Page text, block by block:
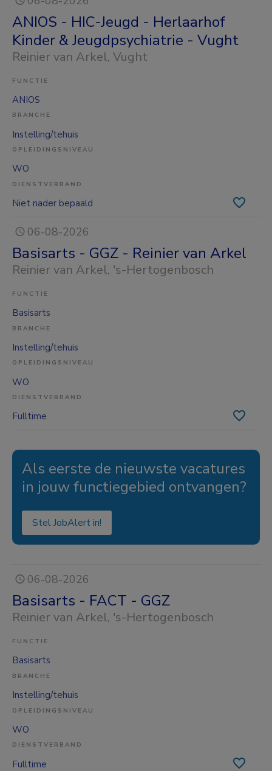
ANIOS - HIC-Jeugd - Herlaarhof
Kinder & Jeugdpsychiatrie - Vught
Reinier van Arkel, Vught
FUNCTIE
ANIOS
BRANCHE
Instelling/tehuis
OPLEIDINGSNIVEAU
WO
DIENSTVERBAND
Niet nader bepaald
06-08-2026
Basisarts - GGZ - Reinier van Arkel
Reinier van Arkel, 's-Hertogenbosch
FUNCTIE
Basisarts
BRANCHE
Instelling/tehuis
OPLEIDINGSNIVEAU
WO
DIENSTVERBAND
Fulltime
Als eerste de nieuwste vacatures
in jouw functiegebied ontvangen?
Stel JobAlert in!
06-08-2026
Basisarts - FACT - GGZ
Reinier van Arkel, 's-Hertogenbosch
FUNCTIE
Basisarts
BRANCHE
Instelling/tehuis
OPLEIDINGSNIVEAU
WO
DIENSTVERBAND
Fulltime